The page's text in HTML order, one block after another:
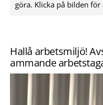
göra. Klicka på bilden
Hallå arbetsmiljö!
ammande